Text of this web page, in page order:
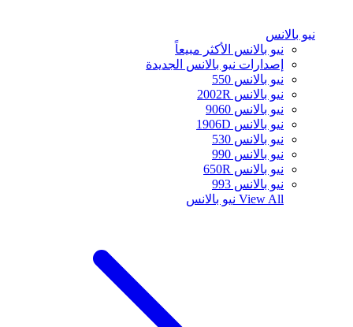
نيو بالانس
نيو بالانس الأكثر مبيعاً
إصدارات نيو بالانس الجديدة
نيو بالانس 550
نيو بالانس 2002R
نيو بالانس 9060
نيو بالانس 1906D
نيو بالانس 530
نيو بالانس 990
نيو بالانس 650R
نيو بالانس 993
View All نيو بالانس